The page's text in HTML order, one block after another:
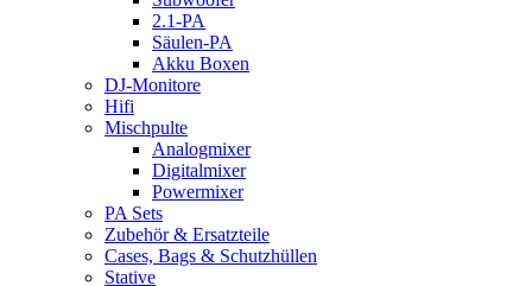
2.1-PA
Säulen-PA
Akku Boxen
DJ-Monitore
Hifi
Mischpulte
Analogmixer
Digitalmixer
Powermixer
PA Sets
Zubehör & Ersatzteile
Cases, Bags & Schutzhüllen
Stative